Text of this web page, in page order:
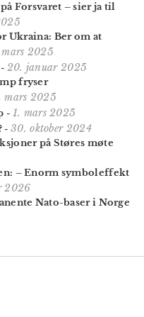
Forsvaret – sier ja til
Ukraina: Ber om at
mars 2025
20. januar 2025
fryser
mars 2025
- 1. mars 2025
- 30. oktober 2024
på Støres møte
– Enorm symboleffekt
2026
Nato-baser i Norge